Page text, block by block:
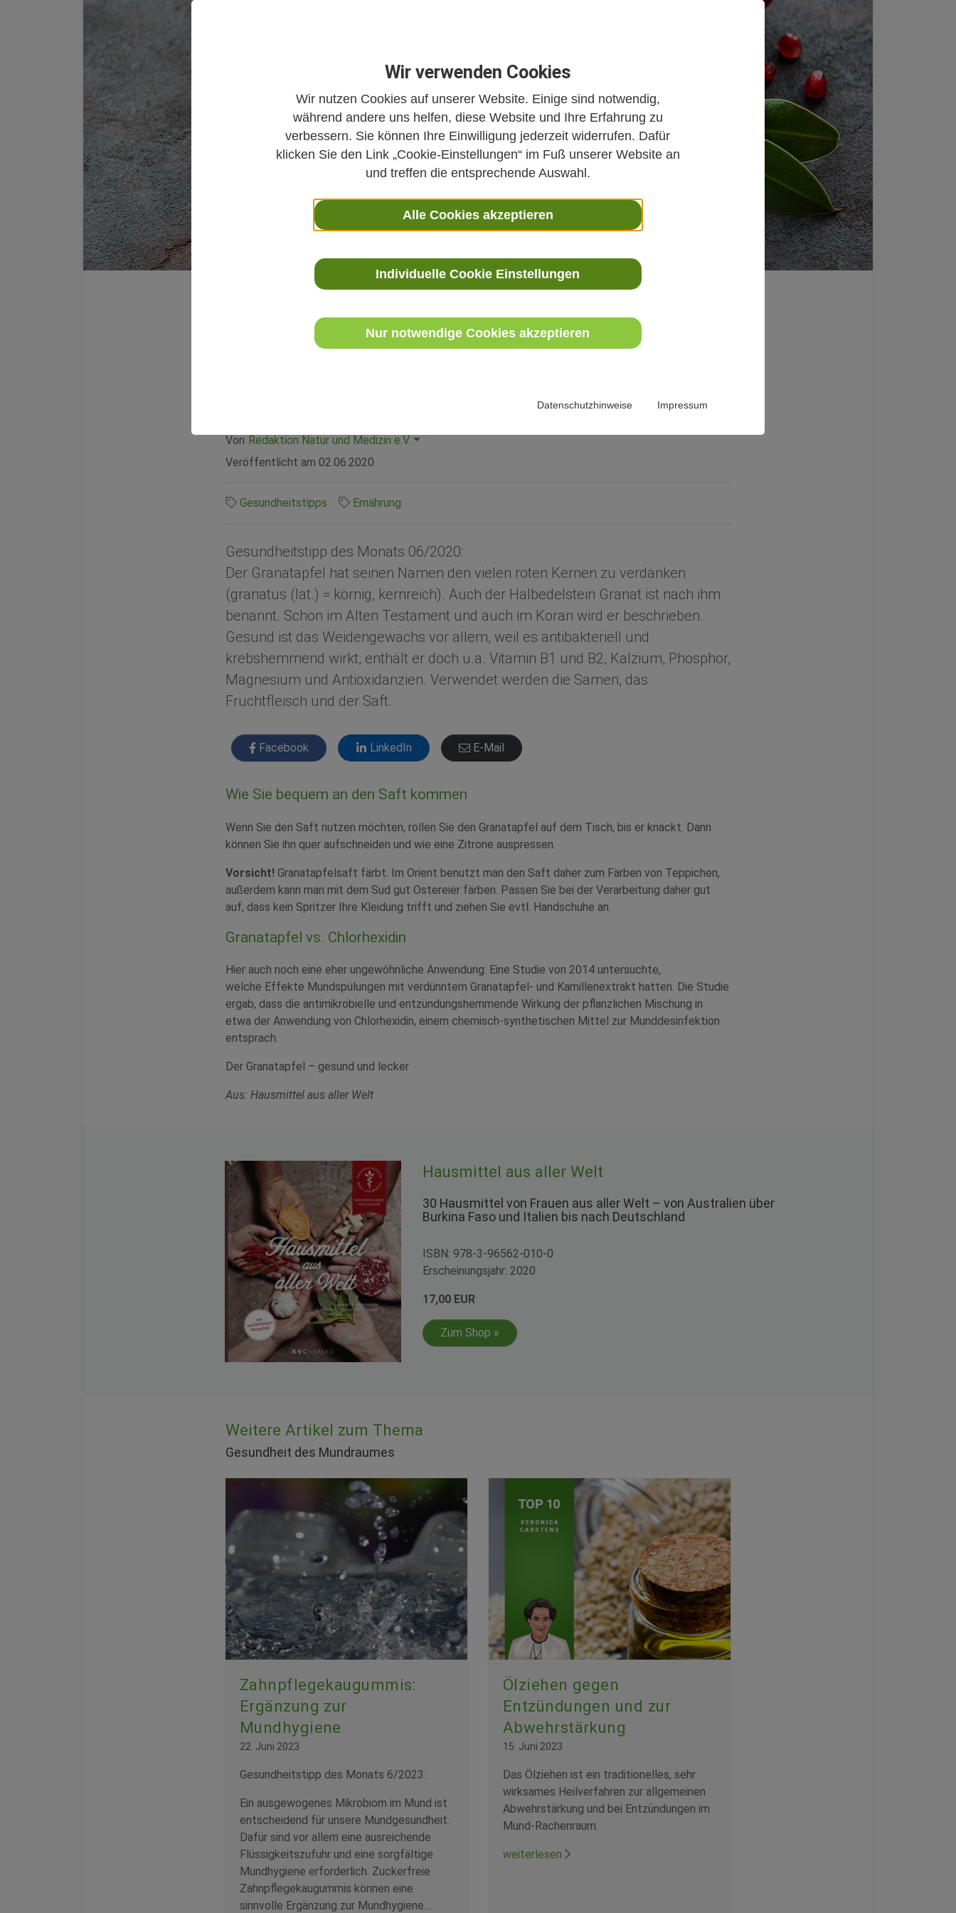
Wir verwenden Cookies
Wir nutzen Cookies auf unserer Website. Einige sind notwendig,
während andere uns helfen, diese Website und Ihre Erfahrung zu
verbessern. Sie können Ihre Einwilligung jederzeit widerrufen. Dafür
klicken Sie den Link „Cookie-Einstellungen“ im Fuß unserer Website an
und treffen die entsprechende Auswahl.
Alle Cookies akzeptieren
Individuelle Cookie Einstellungen
Nur notwendige Cookies akzeptieren
Datenschutzhinweise Impressum
Der Granatapfel – gesund und
Von Redaktion Natur und Medizin e.V.
Veröffentlicht am 02.06.2020
Gesundheitstipps Ernährung
Gesundheitstipp des Monats 06/2020:
Der Granatapfel hat seinen Namen den vielen roten Kernen zu verdanken
(granatus (lat.) = körnig, kernreich). Auch der Halbedelstein Granat ist nach ihm
benannt. Schon im Alten Testament und auch im Koran wird er beschrieben.
Gesund ist das Weidengewächs vor allem, weil es antibakteriell und
krebshemmend wirkt, enthält er doch u.a. Vitamin B1 und B2, Kalzium, Phosphor,
Magnesium und Antioxidanzien. Verwendet werden die Samen, das
Fruchtfleisch und der Saft.
Facebook LinkedIn E-Mail
Wie Sie bequem an den Saft kommen
Wenn Sie den Saft nutzen möchten, rollen Sie den Granatapfel auf dem Tisch, bis er knackt. Dann
können Sie ihn quer aufschneiden und wie eine Zitrone auspressen.
Vorsicht! Granatapfelsaft färbt. Im Orient benutzt man den Saft daher zum Färben von Teppichen,
außerdem kann man mit dem Sud gut Ostereier färben. Passen Sie bei der Verarbeitung daher gut
auf, dass kein Spritzer Ihre Kleidung trifft und ziehen Sie evtl. Handschuhe an.
Granatapfel vs. Chlorhexidin
Hier auch noch eine eher ungewöhnliche Anwendung: Eine Studie von 2014 untersuchte,
welche Effekte Mundspülungen mit verdünntem Granatapfel- und Kamillenextrakt hatten. Die Studie
ergab, dass die antimikrobielle und entzündungshemmende Wirkung der pflanzlichen Mischung in
etwa der Anwendung von Chlorhexidin, einem chemisch-synthetischen Mittel zur Munddesinfektion
entsprach.
Der Granatapfel – gesund und lecker
Aus: Hausmittel aus aller Welt
Hausmittel aus aller Welt
30 Hausmittel von Frauen aus aller Welt – von Australien über
Burkina Faso und Italien bis nach Deutschland
ISBN: 978-3-96562-010-0
Erscheinungsjahr: 2020
17,00 EUR
Zum Shop »
Weitere Artikel zum Thema
Gesundheit des Mundraumes
Zahnpflegekaugummis:
Ergänzung zur
Mundhygiene
22. Juni 2023
Gesundheitstipp des Monats 6/2023:
Ein ausgewogenes Mikrobiom im Mund ist
entscheidend für unsere Mundgesundheit.
Dafür sind vor allem eine ausreichende
Flüssigkeitszufuhr und eine sorgfältige
Mundhygiene erforderlich. Zuckerfreie
Zahnpflegekaugummis können eine
sinnvolle Ergänzung zur Mundhygiene…
Ölziehen gegen
Entzündungen und zur
Abwehrstärkung
15. Juni 2023
Das Ölziehen ist ein traditionelles, sehr
wirksames Heilverfahren zur allgemeinen
Abwehrstärkung und bei Entzündungen im
Mund-Rachenraum.
weiterlesen